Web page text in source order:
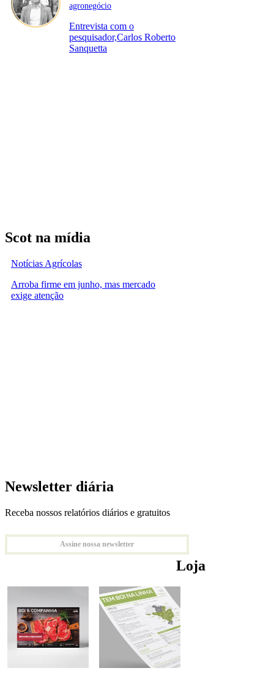
agronegócio
Entrevista com o
pesquisador,Carlos Roberto
Sanquetta
Scot na mídia
Notícias Agrícolas
Arroba firme em junho, mas mercado
exige atenção
Newsletter diária
Receba nossos relatórios diários e gratuitos
Assine nossa newsletter
Loja